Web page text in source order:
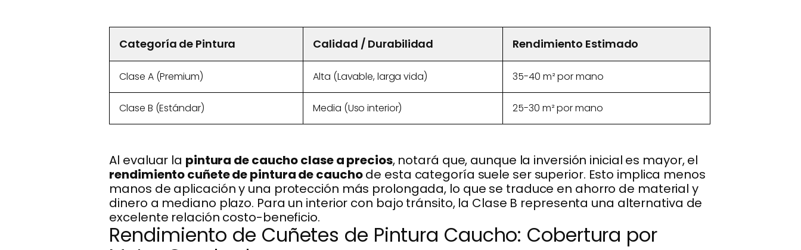
Categoría de Pintura Calidad / Durabilidad Rendimiento Estimado
Clase A (Premium) Alta (Lavable, larga vida) 35-40 m² por mano
Clase B (Estándar) Media (Uso interior) 25-30 m² por mano
Al evaluar la pintura de caucho clase a precios, notará que, aunque la inversión inicial es mayor, el
rendimiento cuñete de pintura de cauchode esta categoría suele ser superior. Esto implica menos
manos de aplicación y una protección más prolongada, lo que se traduce en ahorro de material y
dinero a mediano plazo. Para un interior con bajo tránsito, la Clase B representa una alternativa de
excelente relación costo-beneficio.
Rendimiento de Cuñetes de Pintura Caucho: Cobertura por